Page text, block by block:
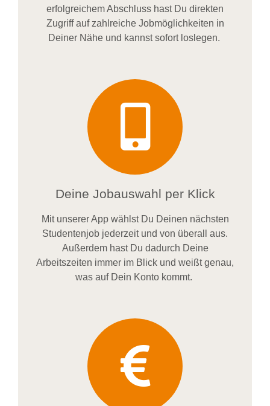
erfolgreichem Abschluss hast Du direkten
Zugriff auf zahlreiche Jobmöglichkeiten in
Deiner Nähe und kannst sofort loslegen.
Deine Jobauswahl per Klick
Mit unserer App wählst Du Deinen nächsten
Studentenjob jederzeit und von überall aus.
Außerdem hast Du dadurch Deine
Arbeitszeiten immer im Blick und weißtgenau,
was auf Dein Konto kommt.